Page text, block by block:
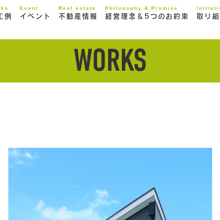
例
Event
イベント
Real estate
不動産情報
Philosophy & Promise
経営理念＆5つのお約束 取り
WORKS